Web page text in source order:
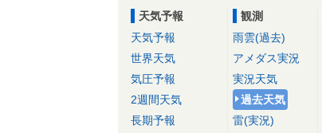
天気予報
天気予報
世界天気
気圧予報
2週間天気
長期予報
観測
雨雲(過去)
アメダス実況
実況天気
過去天気
雷(実況)